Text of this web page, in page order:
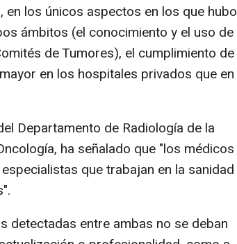
en los únicos aspectos en los que hubo
ámbitos (el conocimiento y el uso de
de Tumores), el cumplimiento de
en los hospitales privados que en
Departamento de Radiología de la
ha señalado que "los médicos
que trabajan en la sanidad
detectadas entre ambas no se deban